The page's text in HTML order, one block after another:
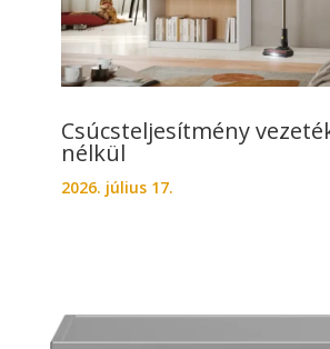
Csúcsteljesítmény
nélkül
2026. július 17.